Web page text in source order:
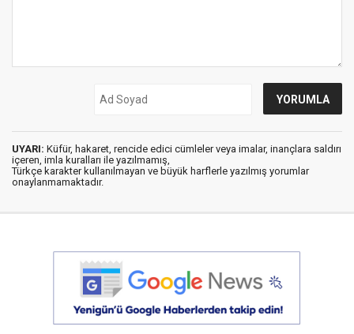
UYARI: Küfür, hakaret, rencide edici cümleler veya imalar, inançlara saldırı
içeren, imla kuralları ile yazılmamış,
Türkçe karakter kullanılmayan ve büyük harflerle yazılmış yorumlar
onaylanmamaktadır.